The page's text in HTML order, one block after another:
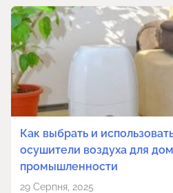
Как выбрать и
осушители воздуха для
промышленности
29 Серпня, 2025